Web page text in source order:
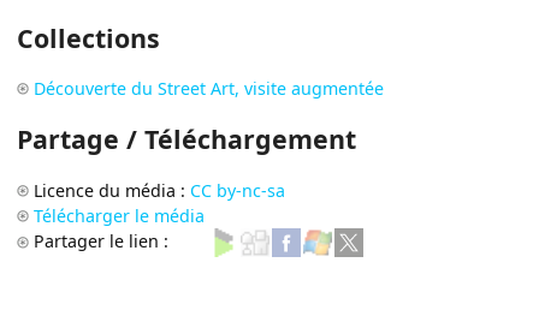
Collections
Découverte du Street Art, visite augmentée
Partage / Téléchargement
Licence du média : CC by-nc-sa
Télécharger le média
Partager le lien :